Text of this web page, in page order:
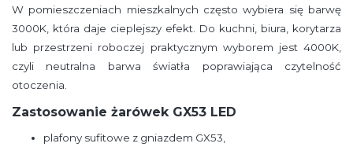
W pomieszczeniach mieszkalnych często wybiera się barwę
3000K, która daje cieplejszy efekt. Do kuchni, biura, korytarza
lub przestrzeni roboczej praktycznym wyborem jest 4000K,
czyli neutralna barwa światła poprawiająca czytelność
otoczenia.
Zastosowanie żarówek GX53 LED
plafony sufitowe z gniazdem GX53,